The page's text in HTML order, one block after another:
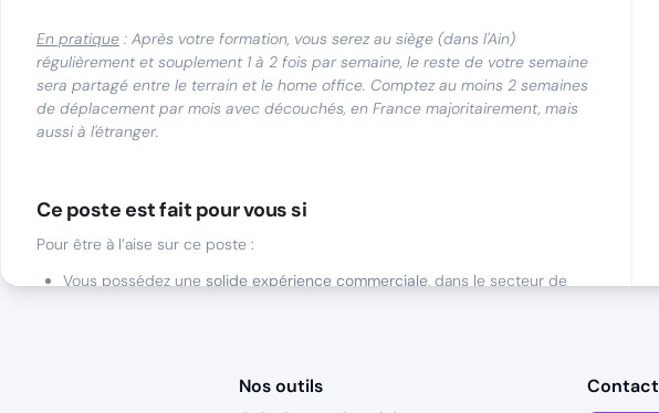
En pratique : Après votre formation, vous serez au siège (dans l'Ain)
régulièrement et souplement 1 à 2 fois par semaine, le reste de votre semaine
sera partagé entre le terrain et le home office. Comptez au moins 2 semaines
de déplacement par mois avec découchés, en France majoritairement, mais
aussi à l'étranger.
Ce poste est fait pour vous si
Pour être à l’aise sur ce poste :
Vous possédez une solide expérience commerciale, dans le secteur de
maîtrisez parfaitement l'anglais, une langue supplémentaire serait
Nos outils
Contact